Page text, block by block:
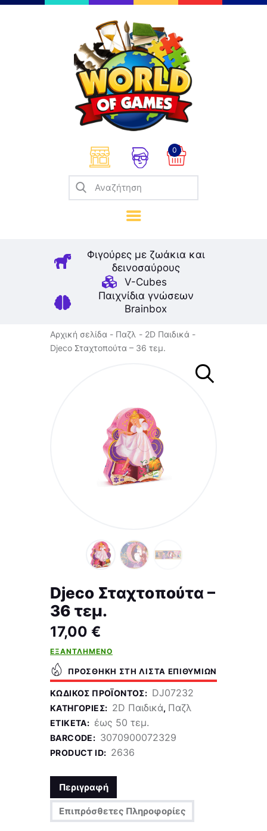
0
Φιγούρες με ζωάκια και
δεινοσαύρους
V-Cubes
Παιχνίδια γνώσεων
Brainbox
Επιτραπέζια
Παζλ
Παιχνίδια Καρτών
Σπαζοκεφαλιές
Κατασκευές
Καλλιτεχνικά
Μοντελισμός
Βιβλία
Παιχνίδια Ρόλων
Αρχική σελίδα Παζλ
2D Παιδικά
Djeco Σταχτοπούτα – 36 τεμ.
Djeco Σταχτοπούτα –
36 τεμ.
17,00 €
ΕΞΑΝΤΛΗΜΈΝΟ
ΠΡΟΣΘΉΚΗ ΣΤΗ ΛΊΣΤΑ ΕΠΙΘΥΜΙΏΝ
ΚΩΔΙΚΌΣ ΠΡΟΪΌΝΤΟΣ: DJ07232
ΚΑΤΗΓΟΡΊΕΣ: 2D Παιδικά, Παζλ
ΕΤΙΚΈΤΑ: έως 50 τεμ.
BARCODE: 3070900072329
PRODUCT ID: 2636
Περιγραφή
Επιπρόσθετες Πληροφορίες